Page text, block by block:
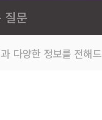
질문
다양한 정보를 전해